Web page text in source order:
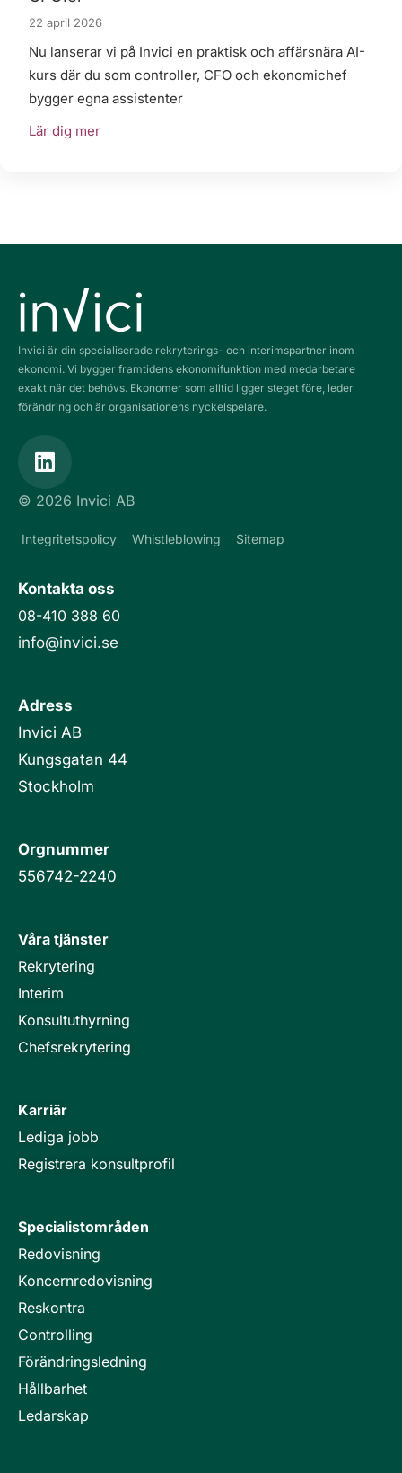
22 april 2026
Nu lanserar vi på Invici en praktisk och affärsnära AI-
kurs där du som controller, CFO och ekonomichef
bygger egna assistenter
Lär dig mer
Invici är din specialiserade rekryterings- och interimspartner inom
ekonomi. Vi bygger framtidens ekonomifunktion med medarbetare
exakt när det behövs. Ekonomer som alltid ligger steget före, leder
förändring och är organisationens nyckelspelare.
L
i
n
k
e
i
n
© 2026 Invici AB
Integritetspolicy Whistleblowing Sitemap
Kontakta oss
08-410 388 60
info@invici.se
Adress
Invici AB
Kungsgatan 44
Stockholm
Orgnummer
556742-2240
Våra tjänster
Rekrytering
Interim
Konsultuthyrning
Chefsrekrytering
Karriär
Lediga jobb
Registrera konsultprofil
Specialistområden
Redovisning
Koncernredovisning
Reskontra
Controlling
Förändringsledning
Hållbarhet
Ledarskap